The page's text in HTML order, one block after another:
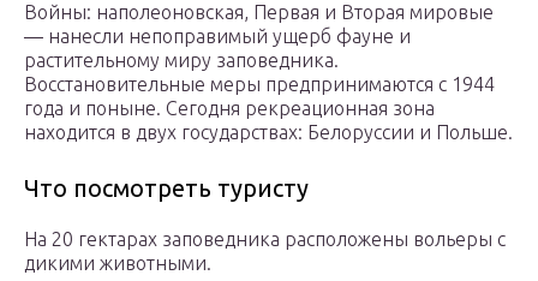
Войны: наполеоновская, Первая и Вторая мировые
— нанесли непоправимый ущерб фауне и
растительному миру заповедника.
Восстановительные меры предпринимаются с 1944
года и поныне. Сегодня рекреационная зона
находится в двух государствах: Белоруссии и Польше.
Что посмотреть туристу
На 20 гектарах заповедника расположены вольеры с
дикими животными.